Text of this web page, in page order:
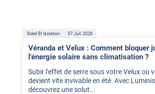
Soleil Et Isolation 07 Juil. 2026
Véranda et Velux : Comment bloquer
l'énergie solaire sans climatisation ?
Subir l'effet de serre sous votre Velux ou
devient vite invivable en été. Avec
découvrez une solut...